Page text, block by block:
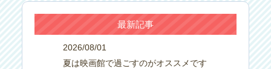
最新記事
2026/08/01
夏は映画館で過ごすのがオススメです